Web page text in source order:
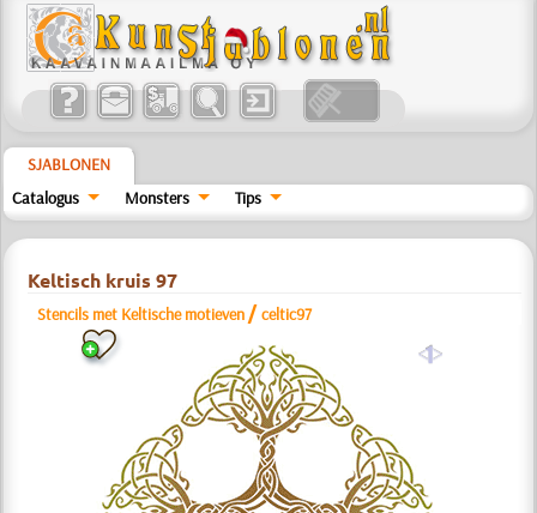
SJABLONEN
Catalogus
Monsters Tips
Keltisch kruis 97
Stencils met Keltische motieven /celtic97
a